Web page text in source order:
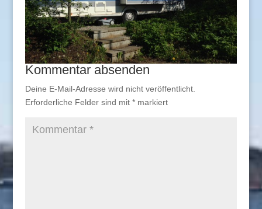
Kommentar absenden
Deine E-Mail-Adresse wird nicht veröffentlicht.
Erforderliche Felder sind mit *markiert